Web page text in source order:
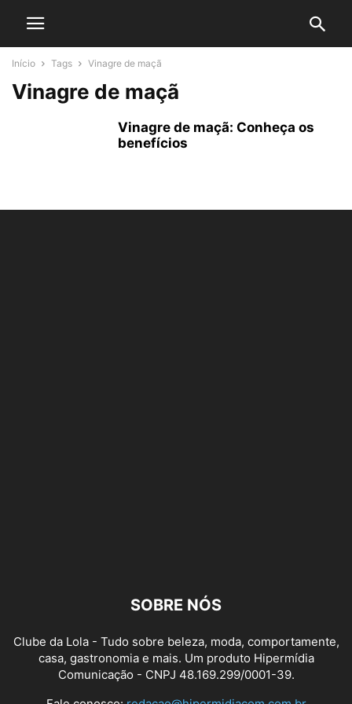
Início Tags Vinagre de maçã
Vinagre de maçã
Vinagre de maçã: Conheça os
benefícios
SOBRE NÓS
Clube da Lola - Tudo sobre beleza, moda, comportamente,
casa, gastronomia e mais. Um produto Hipermídia
Comunicação - CNPJ 48.169.299/0001-39.